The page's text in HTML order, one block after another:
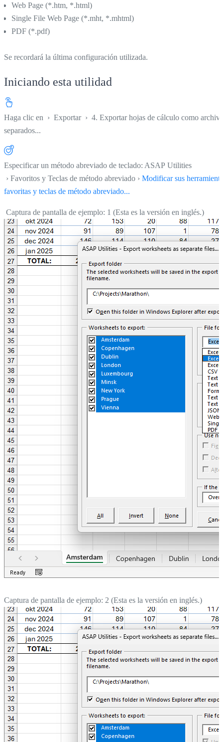
Web Page (*.htm, *.html)
Single File Web Page (*.mht, *.mhtml)
PDF (*.pdf)
Se recordará la última configuración utilizada.
Iniciando esta utilidad
Haga clic en › Exportar› 4. Exportar hojas de cálculo como
separados...
Especificar un método abreviado de teclado: ASAP Utilities
› Favoritos y Teclas de método abreviado › Modificar sus
favoritas y teclas de método abreviado...
Captura de pantalla de ejemplo: 1 (Esta es la versión en inglés.)
Captura de pantalla de ejemplo: 2 (Esta es la versión en inglés.)